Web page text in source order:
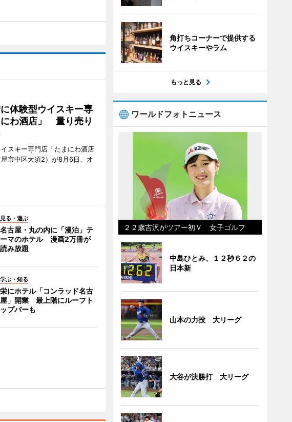
体験型ウイスキー専
にわ酒店」 量り売り
スキー専門店「たまにわ酒店
市中区大須2）が8月6日、オ
見る・遊ぶ
名古屋・丸の内に「漫泊」テ
ーマのホテル 漫画2万冊が
読み放題
学ぶ・知る
栄にホテル「コンラッド名古
屋」開業 最上階にルーフト
ップバーも
角打ちコーナーで提供する
ウイスキーやラム
もっと見る
ワールドフォトニュース
２２歳吉沢がツアー初Ｖ 女子ゴルフ
中島ひとみ、１２秒６２の
日本新
山本の力投 大リーグ
大谷が決勝打 大リーグ